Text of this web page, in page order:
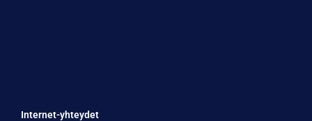
Internet-yhteydet